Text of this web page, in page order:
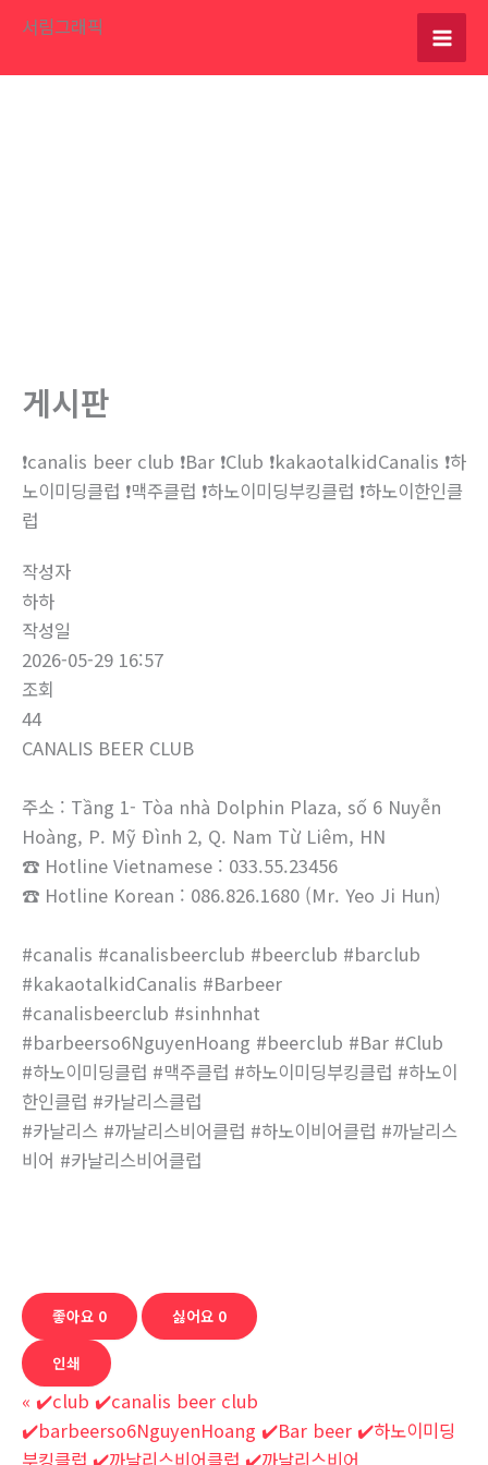
츠
서림그래픽
게시판
❗canalis beer club ❗Bar ❗Club ❗kakaotalkidCanalis ❗하
노이미딩클럽 ❗맥주클럽 ❗하노이미딩부킹클럽 ❗하노이한인클
럽
작성자
하하
작성일
2026-05-29 16:57
조회
44
CANALIS BEER CLUB
주소 : Tầng 1- Tòa nhà Dolphin Plaza, số 6 Nuyễn
Hoàng, P. Mỹ Đình 2, Q. Nam Từ Liêm, HN
☎ Hotline Vietnamese : 033.55.23456
☎ Hotline Korean : 086.826.1680 (Mr. Yeo Ji Hun)
#canalis #canalisbeerclub #beerclub #barclub
#kakaotalkidCanalis #Barbeer
#canalisbeerclub #sinhnhat
#barbeerso6NguyenHoang #beerclub #Bar #Club
#하노이미딩클럽 #맥주클럽 #하노이미딩부킹클럽 #하노이
한인클럽 #카날리스클럽
#카날리스 #까날리스비어클럽 #하노이비어클럽 #까날리스
비어 #카날리스비어클럽
좋아요 0 싫어요 0
인쇄
« ✔️club ✔️canalis beer club
✔️barbeerso6NguyenHoang ✔️Bar beer ✔️하노이미딩
부킹클럽 ✔️까날리스비어클럽 ✔️까날리스비어